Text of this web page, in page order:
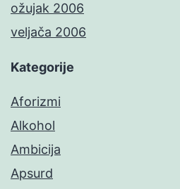
ožujak 2006
veljača 2006
Kategorije
Aforizmi
Alkohol
Ambicija
Apsurd